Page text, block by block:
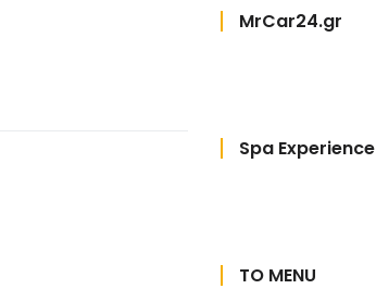
MrCar24.gr
Spa Experience
TO MENU